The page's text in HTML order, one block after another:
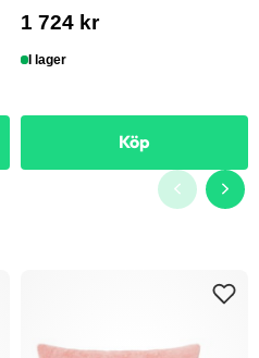
1 724 kr
I lager
Köp